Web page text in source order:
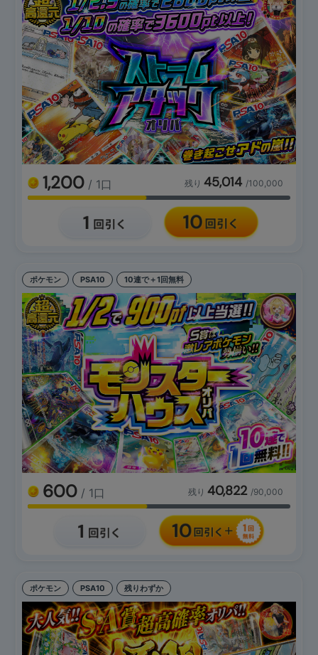
1,200 / 1口 残り 45,014 /100,000
ポケモン PSA10 10連で＋1回無料
600 / 1口 残り 40,822 /90,000
ポケモン PSA10 残りわずか